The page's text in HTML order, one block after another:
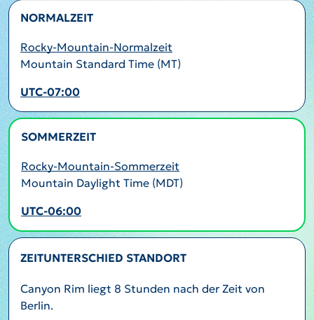
NORMALZEIT
Rocky-Mountain-Normalzeit
Mountain Standard Time (MT)
UTC-07:00
SOMMERZEIT
Rocky-Mountain-Sommerzeit
Mountain Daylight Time (MDT)
UTC-06:00
ZEITUNTERSCHIED STANDORT
Canyon Rim liegt 8 Stunden nach der Zeit von
Berlin.